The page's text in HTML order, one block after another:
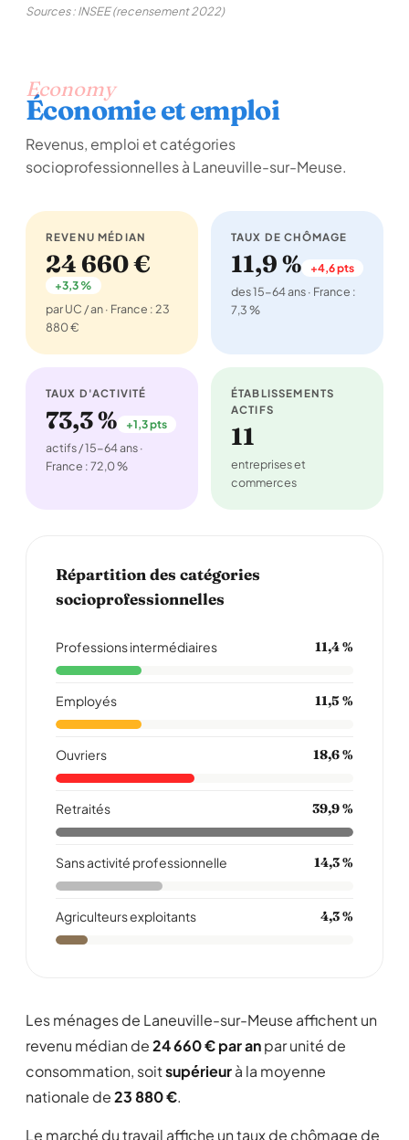
Sources : INSEE (recensement 2022)
Economy
Économie et emploi
Revenus, emploi et catégories
socioprofessionnelles à Laneuville-sur-Meuse.
REVENU MÉDIAN
24 660 €
+3,3 %
par UC / an · France : 23
880 €
TAUX DE CHÔMAGE
11,9 % +4,6 pts
des 15-64 ans · France :
7,3 %
TAUX D'ACTIVITÉ
73,3 % +1,3 pts
actifs / 15-64 ans ·
France : 72,0 %
ÉTABLISSEMENTS
ACTIFS
11
entreprises et
commerces
Répartition des catégories
socioprofessionnelles
Professions intermédiaires 11,4 %
Employés 11,5 %
Ouvriers 18,6 %
Retraités 39,9 %
Sans activité professionnelle 14,3 %
Agriculteurs exploitants 4,3 %
Les ménages de Laneuville-sur-Meuse affichent un
revenu médian de24 660 € par anpar unité de
consommation, soitsupérieurà la moyenne
nationale de23 880 €.
Le marché du travail affiche un taux de chômage de